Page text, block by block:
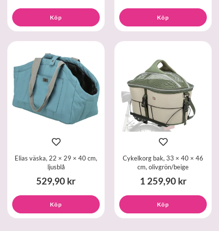
Köp Köp
Elias väska, 22 × 29 × 40 cm,
ljusblå
529,90 kr
Köp
Cykelkorg bak, 33 × 40 × 46
cm, olivgrön/beige
1 259,90 kr
Köp